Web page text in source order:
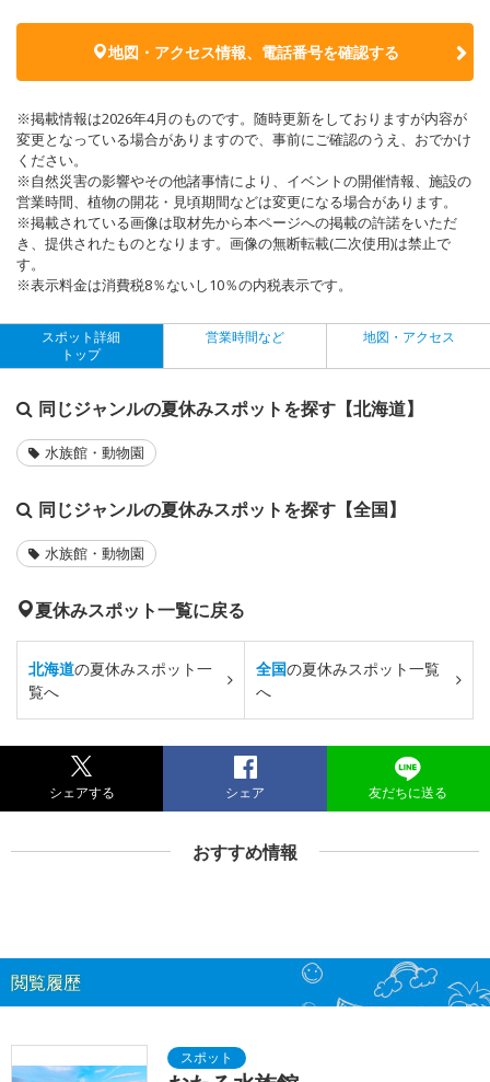
地図・アクセス情報、電話番号を確認する
※掲載情報は2026年4月のものです。随時更新をしておりますが内容が
変更となっている場合がありますので、事前にご確認のうえ、おでかけ
ください。
※自然災害の影響やその他諸事情により、イベントの開催情報、施設の
営業時間、植物の開花・見頃期間などは変更になる場合があります。
※掲載されている画像は取材先から本ページへの掲載の許諾をいただ
き、提供されたものとなります。画像の無断転載(二次使用)は禁止で
す。
※表示料金は消費税8％ないし10％の内税表示です。
スポット詳細
トップ
営業時間など 地図・アクセス
同じジャンルの夏休みスポットを探す【北海道】
水族館・動物園
同じジャンルの夏休みスポットを探す【全国】
水族館・動物園
夏休みスポット一覧に戻る
北海道の夏休みスポット一
覧へ
全国の夏休みスポット一覧
へ
シェアする シェア 友だちに送る
おすすめ情報
閲覧履歴